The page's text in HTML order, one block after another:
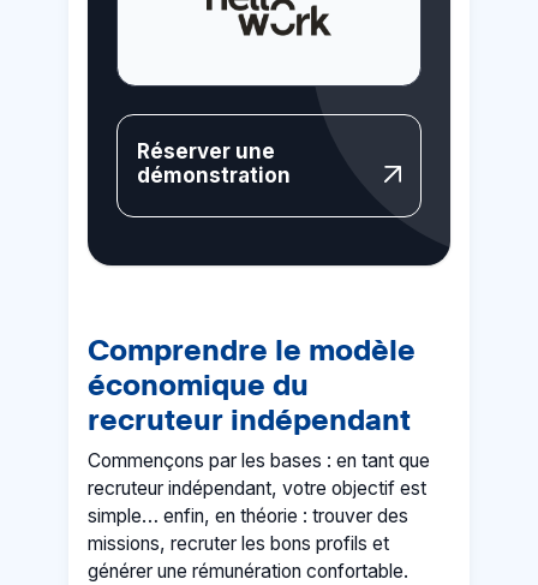
Réserver une
démonstration
Comprendre le modèle
économique du
recruteur indépendant
Commençons par les bases : en tant que
recruteur indépendant, votre objectif est
simple… enfin, en théorie : trouver des
missions, recruter les bons profils et
générer une rémunération confortable.